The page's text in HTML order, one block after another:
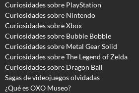
Curiosidades sobre PlayStation
Curiosidades sobre Nintendo
Curiosidades sobre Xbox
Curiosidades sobre Bubble Bobble
Curiosidades sobre Metal Gear Solid
Curiosidades sobre The Legend of Zelda
Curiosidades sobre Dragon Ball
Sagas de videojuegos olvidadas
¿Qué es OXO Museo?